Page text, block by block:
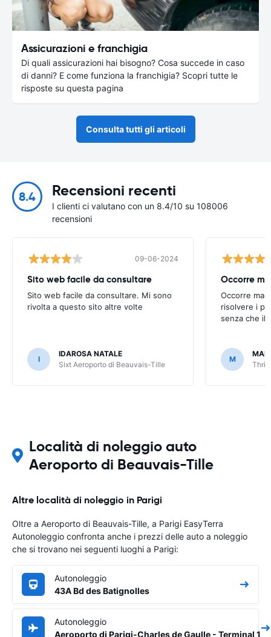
Assicurazioni e franchigia
Di quali assicurazioni hai bisogno? Cosa succede in caso
di danni? E come funziona la franchigia? Scopri tutte le
risposte su questa pagina
Consulta tutti gli articoli
8.4 Recensioni recenti
I clienti ci valutano con un 8.4/10 su 108006
recensioni
09-06-2024
Sito web facile da consultare
Sito web facile da consultare. Mi sono
rivolta a questo sito altre volte
I
IDAROSA NATALE
Sixt Aeroporto di Beauvais-Tille
Occorre
risolvere i
senza che il
M
Località di noleggio auto
Aeroporto di Beauvais-Tille
Altre località di noleggio in Parigi
Oltre a Aeroporto di Beauvais-Tille, a Parigi EasyTerra
Autonoleggio confronta anche i prezzi delle auto a noleggio
che si trovano nei seguenti luoghi a Parigi:
Autonoleggio
43A Bd des Batignolles
Autonoleggio
Aeroporto di Parigi-Charles de Gaulle - Terminal 1